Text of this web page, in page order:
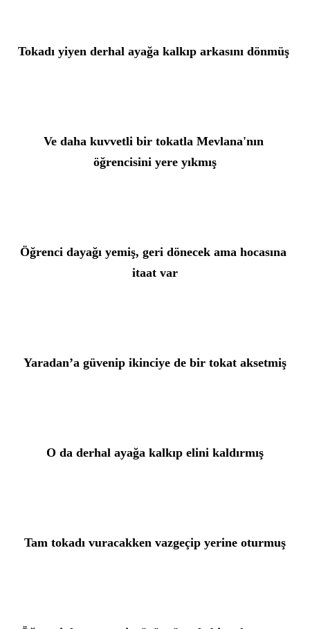
Tokadı yiyen derhal ayağa kalkıp arkasını dönmüş
Ve daha kuvvetli bir tokatla Mevlana'nın
öğrencisini yere yıkmış
Öğrenci dayağı yemiş, geri dönecek ama hocasına
itaat var
Yaradan’a güvenip ikinciye de bir tokat aksetmiş
O da derhal ayağa kalkıp elini kaldırmış
Tam tokadı vuracakken vazgeçip yerine oturmuş